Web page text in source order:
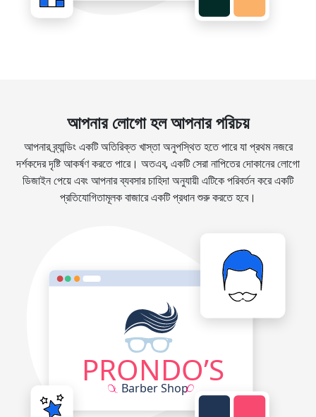
আপনার লোগো হল আপনার পরিচয়
আপনার ব্র্যান্ডিং একটি অতিরিক্ত খাস্তা অনুপস্থিত হতে পারে যা প্রথম নজরে
দর্শকদের দৃষ্টি আকর্ষণ করতে পারে। অতএব, একটি সেরা নাপিতের দোকানের লোগো
ডিজাইন পেয়ে এবং আপনার ব্যবসার চাহিদা অনুযায়ী এটিকে পরিবর্তন করে একটি
প্রতিযোগিতামূলক বাজারে একটি প্রধান শুরু করতে হবে।